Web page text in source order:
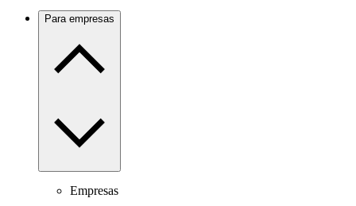
Para empresas
Empresas